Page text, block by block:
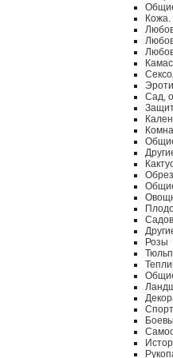
Кожа.
Сад,
Розы